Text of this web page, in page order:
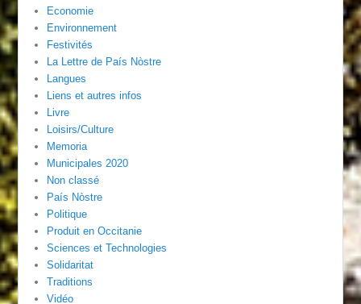
Economie
Environnement
Festivités
La Lettre de País Nòstre
Langues
Liens et autres infos
Livre
Loisirs/Culture
Memoria
Municipales 2020
Non classé
País Nòstre
Politique
Produit en Occitanie
Sciences et Technologies
Solidaritat
Traditions
Vidéo